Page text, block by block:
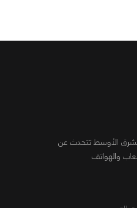
الأوسط تتحدث عن
والهواتف